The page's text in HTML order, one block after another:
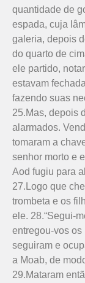
quantidade de
espada, cuja
galeria, depois
do quarto de
ele partido,
estavam
fazendo suas
25.Mas, depois
alarmados.
tomaram a
senhor morto e
Aod fugiu para
27.Logo que
trombeta e os
ele. 28.“Segui-
entregou-vos os
seguiram e
a Moab, de
29.Mataram